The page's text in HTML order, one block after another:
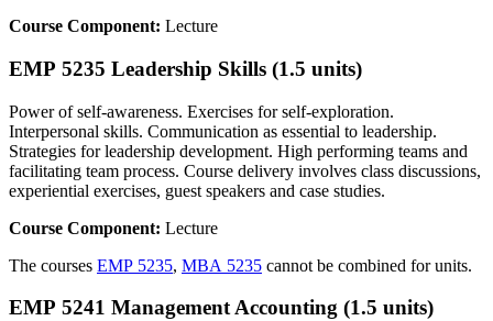
Course Component: Lecture
EMP 5235 Leadership Skills (1.5 units)
Power of self-awareness. Exercises for self-exploration.
Interpersonal skills. Communication as essential to leadership.
Strategies for leadership development. High performing teams and
facilitating team process. Course delivery involves class discussions,
experiential exercises, guest speakers and case studies.
Course Component: Lecture
The courses EMP 5235, MBA 5235 cannot be combined for units.
EMP 5241 Management Accounting (1.5 units)